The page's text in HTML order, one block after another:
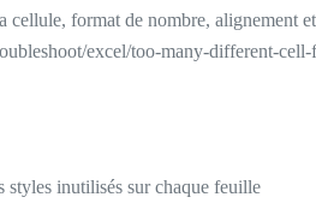
cellule, format de nombre, alignement
excel/too-many-different-
styles inutilisés sur chaque feuille